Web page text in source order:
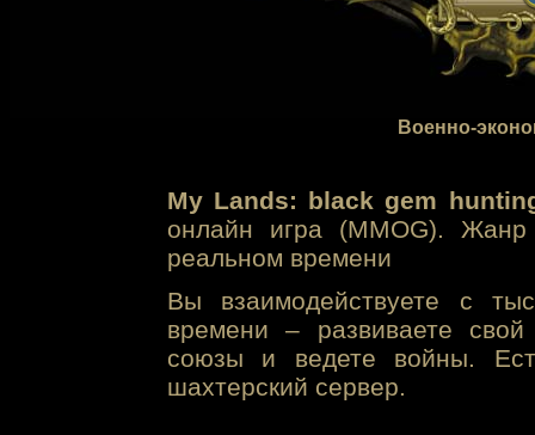
Военно-
My Lands: black gem
онлайн игра (MMOG). Жанр
реальном времени
Вы взаимодействуете с
времени – развиваете свой
союзы и ведете войны.
шахтерский сервер.